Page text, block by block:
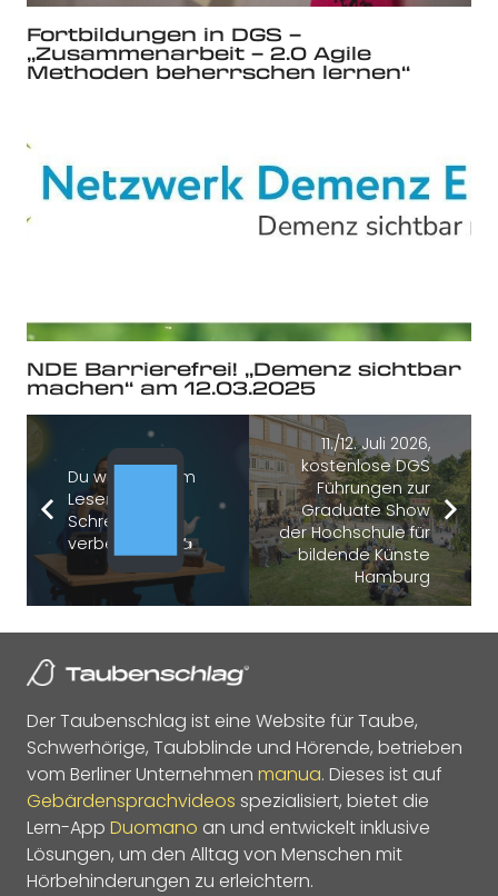
Fortbildungen in DGS –
„Zusammenarbeit – 2.0 Agile
Methoden beherrschen lernen“
NDE Barrierefrei! „Demenz sichtbar
machen“ am 12.03.2025
Du willst dich im
Lesen und
Schreiben
verbessern… ✍
11./12. Juli 2026,
kostenlose DGS
Führungen zur
Graduate Show
der Hochschule für
bildende Künste
Hamburg
Der Taubenschlag ist eine Website für Taube,
Schwerhörige, Taubblinde und Hörende, betrieben
vom Berliner Unternehmen manua. Dieses ist auf
Gebärdensprachvideos spezialisiert, bietet die
Lern-App Duomano an und entwickelt inklusive
Lösungen, um den Alltag von Menschen mit
Hörbehinderungen zu erleichtern.